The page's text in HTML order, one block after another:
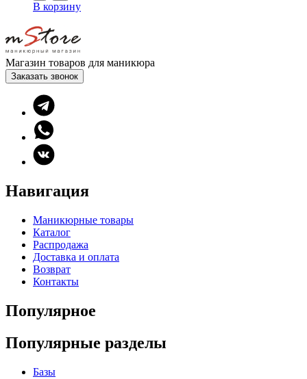
В корзину
Магазин товаров для маникюра
Заказать звонок
Навигация
Маникюрные товары
Каталог
Распродажа
Доставка и оплата
Возврат
Контакты
Популярное
Популярные разделы
Базы